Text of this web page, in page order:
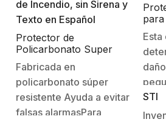
gérmenes Pestillo de…
tres
Protector de
Policarbonato Super
Resistente para Palanca
de Incendio, sin Sirena y
Texto en Español
Fabricada en
policarbonato súper
resistente Ayuda a evitar
falsas alarmasPara
Esta
STI